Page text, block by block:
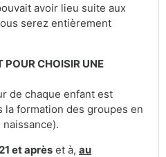
avoir lieu suite aux
serez entièrement
POUR CHOISIR UNE
de chaque enfant est
la formation des groupes en
et après et à, au